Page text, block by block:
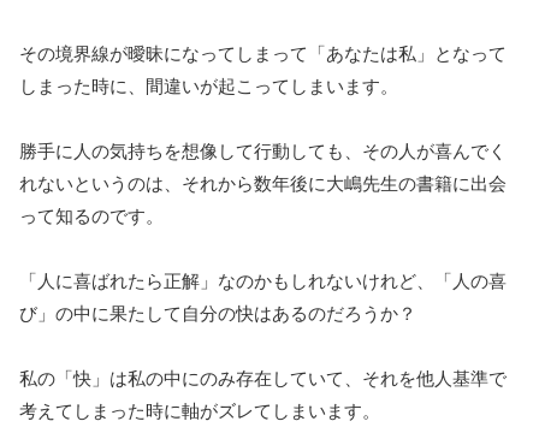
その境界線が曖昧になってしまって「あなたは私」となって
しまった時に、間違いが起こってしまいます。
勝手に人の気持ちを想像して行動しても、その人が喜んでく
れないというのは、それから数年後に大嶋先生の書籍に出会
って知るのです。
「人に喜ばれたら正解」なのかもしれないけれど、「人の喜
び」の中に果たして自分の快はあるのだろうか？
私の「快」は私の中にのみ存在していて、それを他人基準で
考えてしまった時に軸がズレてしまいます。